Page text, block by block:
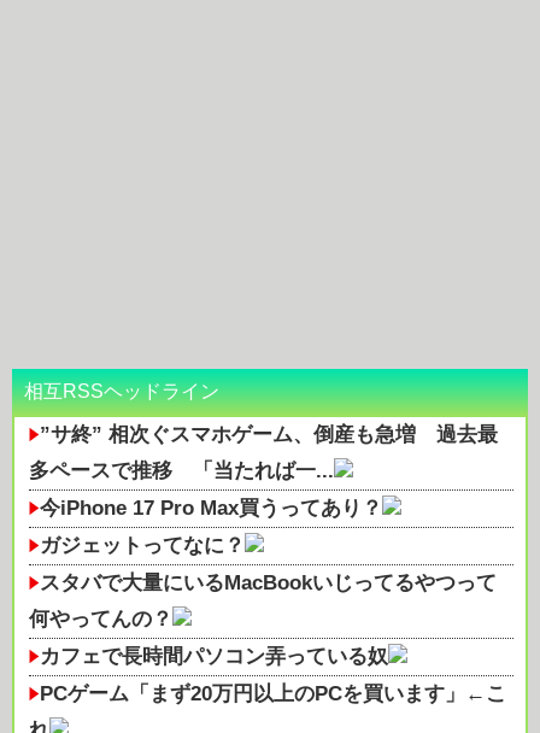
相互RSSヘッドライン
”サ終” 相次ぐスマホゲーム、倒産も急増 過去最
多ペースで推移 「当たれば一...
今iPhone 17 Pro Max買うってあり？
ガジェットってなに？
スタバで大量にいるMacBookいじってるやつって
何やってんの？
カフェで長時間パソコン弄っている奴
PCゲーム「まず20万円以上のPCを買います」←こ